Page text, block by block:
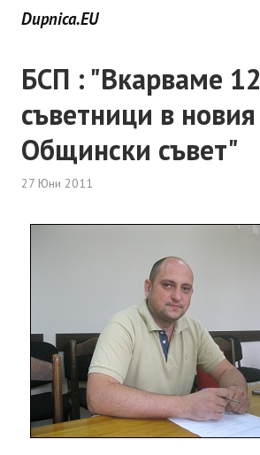
Dupnica.EU
БСП : "Вкарваме 12
съветници в новия
Общински съвет"
27 Юни 2011